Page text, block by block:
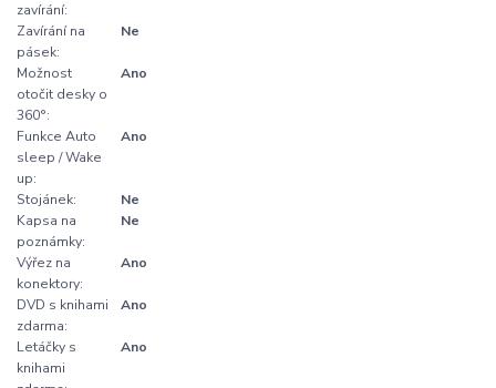
zavírání:
Zavírání na
pásek:
Ne
Možnost
otočit desky o
360°:
Ano
Funkce Auto
sleep / Wake
up:
Ano
Stojánek:
Ne
Kapsa na
poznámky:
Ne
Výřez na
konektory:
Ano
DVD s knihami
zdarma:
Ano
Letáčky s
knihami
Ano